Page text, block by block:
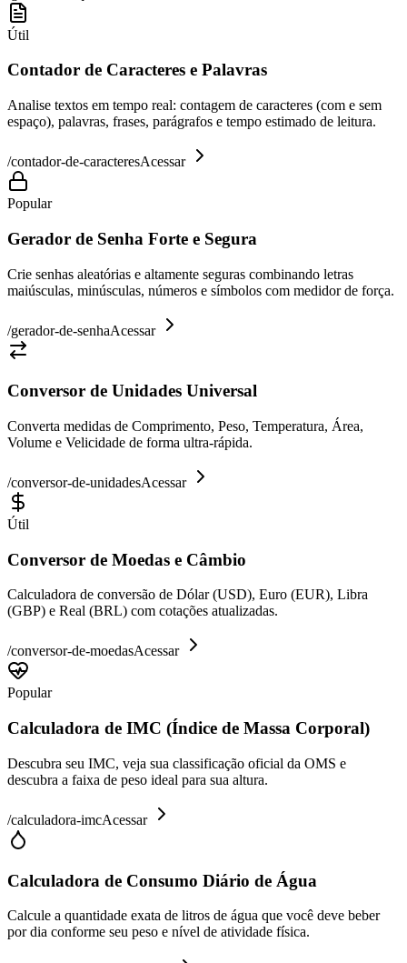
Útil
Contador de Caracteres e Palavras
Analise textos em tempo real: contagem de caracteres (com e sem
espaço), palavras, frases, parágrafos e tempo estimado de leitura.
/contador-de-caracteresAcessar
Popular
Gerador de Senha Forte e Segura
Crie senhas aleatórias e altamente seguras combinando letras
maiúsculas, minúsculas, números e símbolos com medidor de força.
/gerador-de-senhaAcessar
Conversor de Unidades Universal
Converta medidas de Comprimento, Peso, Temperatura, Área,
Volume e Velicidade de forma ultra-rápida.
/conversor-de-unidadesAcessar
Útil
Conversor de Moedas e Câmbio
Calculadora de conversão de Dólar (USD), Euro (EUR), Libra
(GBP) e Real (BRL) com cotações atualizadas.
/conversor-de-moedasAcessar
Popular
Calculadora de IMC (Índice de Massa Corporal)
Descubra seu IMC, veja sua classificação oficial da OMS e
descubra a faixa de peso ideal para sua altura.
/calculadora-imcAcessar
Calculadora de Consumo Diário de Água
Calcule a quantidade exata de litros de água que você deve beber
por dia conforme seu peso e nível de atividade física.